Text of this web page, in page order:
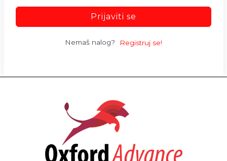
Prijaviti se
Nemaš nalog? Registruj se!